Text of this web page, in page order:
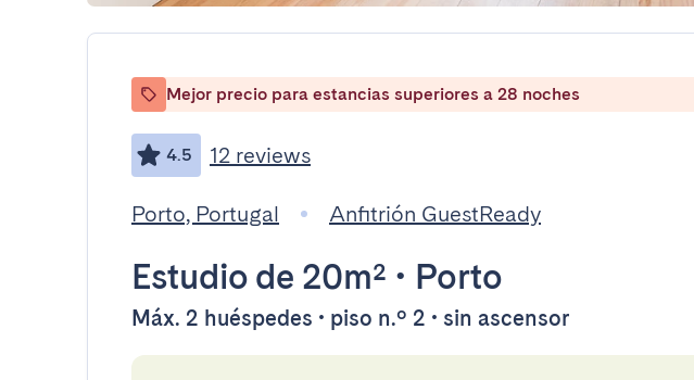
Mejor precio para estancias superiores a 28 noches
4.5 12 reviews
Porto, Portugal Anfitrión GuestReady
Estudio de 20m² • Porto
Máx. 2 huéspedes • piso n.º 2 • sin ascensor